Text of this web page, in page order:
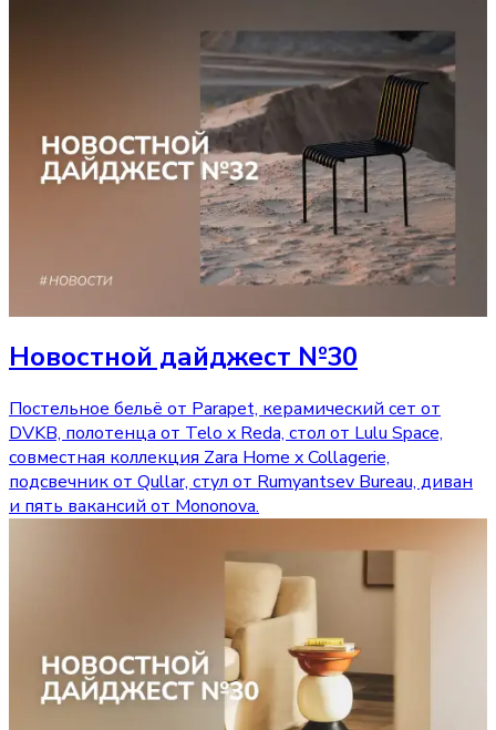
Новостной дайджест №30
Постельное бельё от Parapet, керамический сет от
DVKB, полотенца от Telo x Reda, стол от Lulu Space,
совместная коллекция Zara Home x Collagerie,
подсвечник от Qullar, стул от Rumyantsev Bureau, диван
и пять вакансий от Mononova.